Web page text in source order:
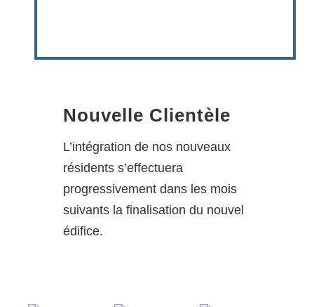
Nouvelle Clientèle
L’intégration de nos nouveaux
résidents s’effectuera
progressivement dans les mois
suivants la finalisation du nouvel
édifice.